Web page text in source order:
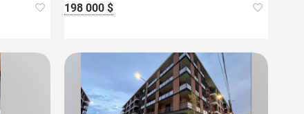
198 000 $